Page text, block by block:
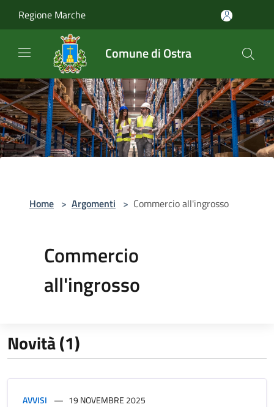
Regione Marche
Comune di Ostra
Home > Argomenti > Commercio all'ingrosso
Commercio
all'ingrosso
Novità (1)
AVVISI 19 NOVEMBRE 2025